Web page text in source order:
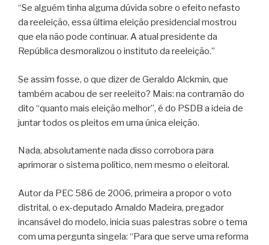
“Se alguém tinha alguma dúvida sobre o efeito nefasto
da reeleição, essa última eleição presidencial mostrou
que ela não pode continuar. A atual presidente da
República desmoralizou o instituto da reeleição.”
Se assim fosse, o que dizer de Geraldo Alckmin, que
também acabou de ser reeleito? Mais: na contramão do
dito “quanto mais eleição melhor”, é do PSDB a ideia de
juntar todos os pleitos em uma única eleição.
Nada, absolutamente nada disso corrobora para
aprimorar o sistema político, nem mesmo o eleitoral.
Autor da PEC 586 de 2006, primeira a propor o voto
distrital, o ex-deputado Arnaldo Madeira, pregador
incansável do modelo, inicia suas palestras sobre o tema
com uma pergunta singela: “Para que serve uma reforma